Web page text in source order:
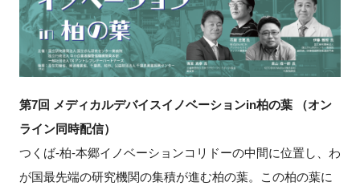
イベント
プログラム
インタビュー・コラム
ニュース・掲示板
第7回 メディカルデバイスイノベーションin柏の葉 （オン
ライン同時配信）
つくば-柏-本郷イノベーションコリドーの中間に位置し、わ
が国最先端の研究機関の集積が進む柏の葉。この柏の葉に